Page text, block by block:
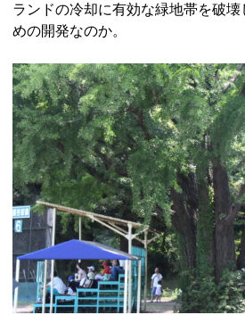
ランドの冷却に有効な緑地帯を破
めの開発なのか。